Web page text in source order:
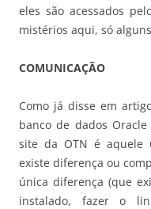
eles são acessados
mistérios aqui, só
COMUNICAÇÃO
Como já disse em
banco de dados
site da OTN é aquele
existe diferença ou
única diferença (que
instalado, fazer o